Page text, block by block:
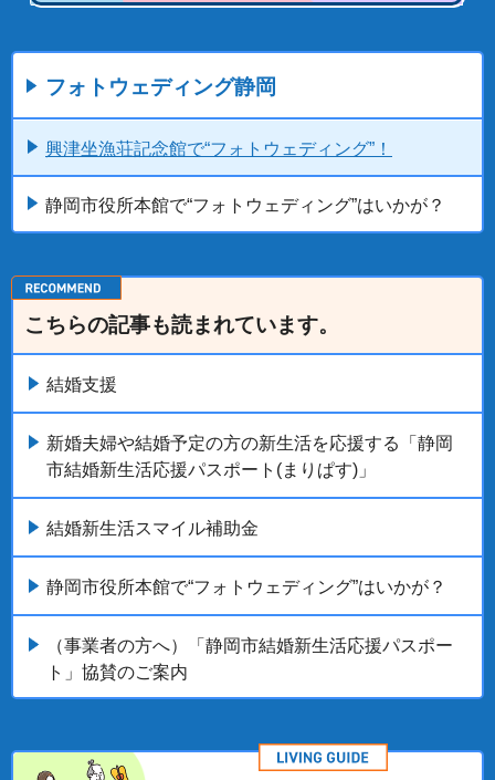
フォトウェディング静岡
興津坐漁荘記念館で“フォトウェディング”！
静岡市役所本館で“フォトウェディング”はいかが？
こちらの記事も読まれています。
結婚支援
新婚夫婦や結婚予定の方の新生活を応援する「静岡
市結婚新生活応援パスポート(まりぱす)」
結婚新生活スマイル補助金
静岡市役所本館で“フォトウェディング”はいかが？
（事業者の方へ）「静岡市結婚新生活応援パスポー
ト」協賛のご案内